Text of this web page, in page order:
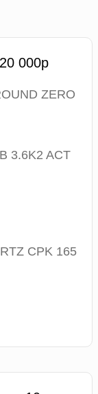
000р
ZERO
3.6K2 ACT
CPK 165